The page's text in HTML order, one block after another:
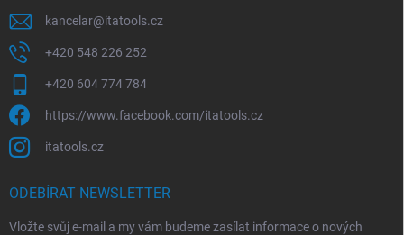
kancelar@itatools.cz
+420 548 226 252
+420 604 774 784
https://www.facebook.com/itatools.cz
itatools.cz
ODEBÍRAT NEWSLETTER
Vložte svůj e-mail a my vám budeme zasílat informace o nových